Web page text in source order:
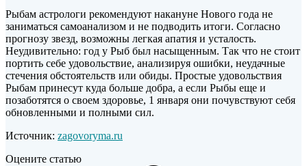
Рыбам астрологи рекомендуют накануне Нового года не
заниматься самоанализом и не подводить итоги. Согласно
прогнозу звезд, возможны легкая апатия и усталость.
Неудивительно: год у Рыб был насыщенным. Так что не стоит
портить себе удовольствие, анализируя ошибки, неудачные
стечения обстоятельств или обиды. Простые удовольствия
Рыбам принесут куда больше добра, а если Рыбы еще и
позаботятся о своем здоровье, 1 января они почувствуют себя
обновленными и полными сил.
Источник: zagovoryma.ru
Оцените статью